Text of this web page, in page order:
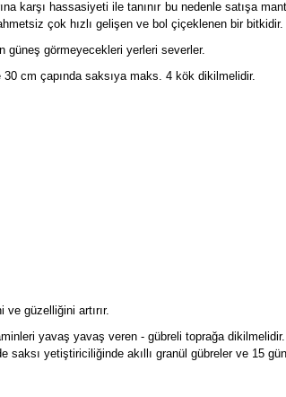
karşı hassasiyeti ile tanınır bu nedenle satışa
çok hızlı gelişen ve bol çiçeklenen bir bitkidir.
güneş görmeyecekleri yerleri severler.
cm çapında saksıya maks. 4 kök dikilmelidir.
güzelliğini artırır.
yavaş yavaş veren - gübreli toprağa
saksı yetiştiriciliğinde akıllı granül gübreler ve 15